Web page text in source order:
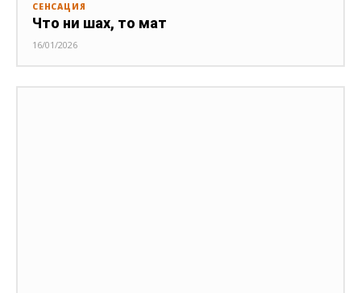
СЕНСАЦИЯ
Что ни шах, то мат
16/01/2026